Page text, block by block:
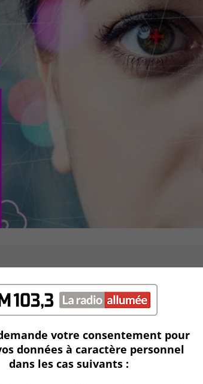
destiné aux projets d’étudiants et aux
d’un projet reliant la Ville et ses
grâce au numériquel
votre consentement pour
données à caractère personnel
dans les cas suivants :